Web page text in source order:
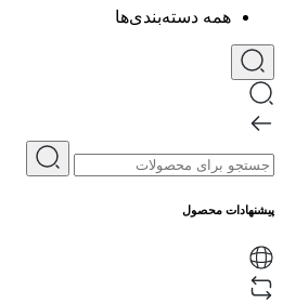
همه دسته‌بندی‌ها
پیشنهادات محصول